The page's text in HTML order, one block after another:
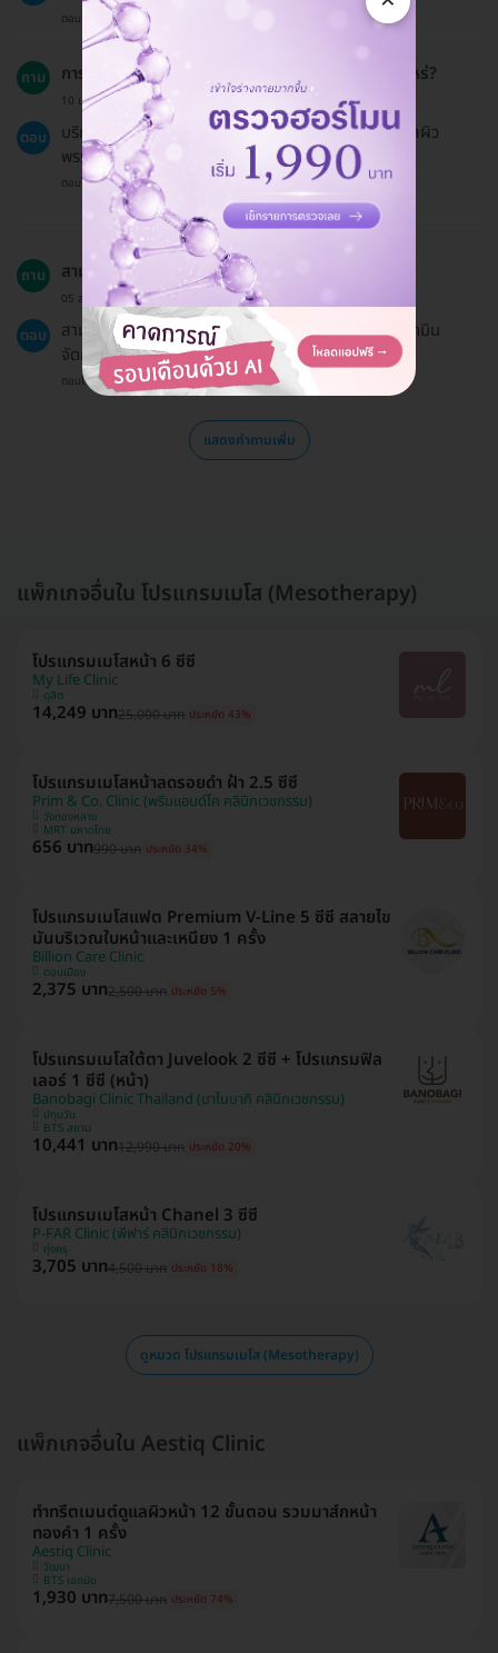
ตอบโดยทีมงาน HD
ถาม การฉีด MADE Collagen เหมาะสำหรับผู้ที่มีอายุเท่าไหร่?
10 ม.ค. 2024
ตอบ
บริการนี้เหมาะสำหรับผู้ที่มีอายุ 18 ปีขึ้นไปที่ต้องการดูแลผิว
พรรณให้ดีขึ้น.
ตอบโดยทีมงาน HD
ถาม สามารถแบ่งจ่ายด้วยบัตรหลายใบได้หรือไม่?
05 ส.ค. 2023
ตอบ
สามารถแบ่งจ่ายด้วยบัตรหลายใบได้ หากต้องการให้แอดมิน
จัดการให้.
ตอบโดยทีมงาน HD
แสดงคำถามเพิ่ม
แพ็กเกจอื่นใน โปรแกรมเมโส (Mesotherapy)
โปรแกรมเมโสหน้า 6 ซีซี
My Life Clinic
ดุสิต
14,249 บาท25,000 บาท ประหยัด 43%
โปรแกรมเมโสหน้าลดรอยดำ ฝ้า 2.5 ซีซี
Prim & Co. Clinic (พริมแอนด์โค คลินิกเวชกรรม)
วังทองหลาง
MRT มหาดไทย
656 บาท990 บาท ประหยัด 34%
โปรแกรมเมโสแฟต Premium V-Line 5 ซีซี สลายไข
มันบริเวณใบหน้าและเหนียง 1 ครั้ง
Billion Care Clinic
ดอนเมือง
2,375 บาท2,500 บาท ประหยัด 5%
โปรแกรมเมโสใต้ตา Juvelook 2 ซีซี + โปรแกรมฟิล
เลอร์ 1 ซีซี (หน้า)
Banobagi Clinic Thailand (บาโนบากิ คลินิกเวชกรรม)
ปทุมวัน
BTS สยาม
10,441 บาท12,990 บาท ประหยัด 20%
โปรแกรมเมโสหน้า Chanel 3 ซีซี
P-FAR Clinic (พีฟาร์ คลินิกเวชกรรม)
ทุ่งครุ
3,705 บาท4,500 บาท ประหยัด 18%
ดูหมวด โปรแกรมเมโส (Mesotherapy)
แพ็กเกจอื่นใน Aestiq Clinic
ทำทรีตเมนต์ดูแลผิวหน้า 12 ขั้นตอน รวมมาส์กหน้า
ทองคำ 1 ครั้ง
Aestiq Clinic
วัฒนา
BTS เอกมัย
1,930 บาท7,500 บาท ประหยัด 74%